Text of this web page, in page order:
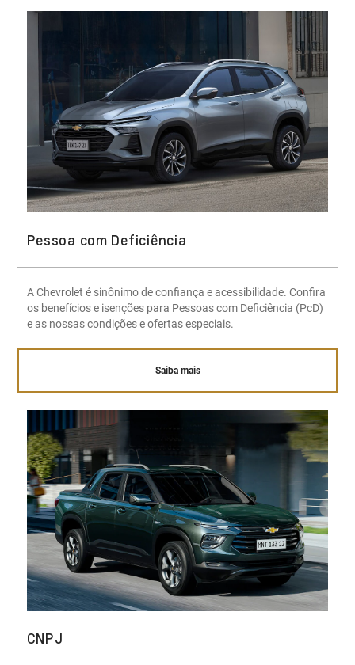
Pessoa com Deficiência
A Chevrolet é sinônimo de confiança e acessibilidade. Confira
os benefícios e isenções para Pessoas com Deficiência (PcD)
e as nossas condições e ofertas especiais.
Saiba mais
CNPJ